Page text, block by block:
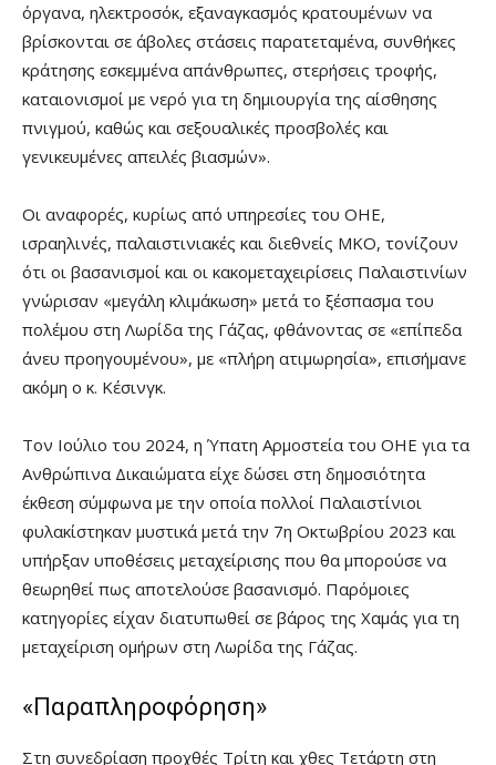
όργανα, ηλεκτροσόκ, εξαναγκασμός κρατουμένων να
βρίσκονται σε άβολες στάσεις παρατεταμένα, συνθήκες
κράτησης εσκεμμένα απάνθρωπες, στερήσεις τροφής,
καταιονισμοί με νερό για τη δημιουργία της αίσθησης
πνιγμού, καθώς και σεξουαλικές προσβολές και
γενικευμένες απειλές βιασμών».
Οι αναφορές, κυρίως από υπηρεσίες του ΟΗΕ,
ισραηλινές, παλαιστινιακές και διεθνείς ΜΚΟ, τονίζουν
ότι οι βασανισμοί και οι κακομεταχειρίσεις Παλαιστινίων
γνώρισαν «μεγάλη κλιμάκωση» μετά το ξέσπασμα του
πολέμου στη Λωρίδα της Γάζας, φθάνοντας σε «επίπεδα
άνευ προηγουμένου», με «πλήρη ατιμωρησία», επισήμανε
ακόμη ο κ. Κέσινγκ.
Τον Ιούλιο του 2024, η Ύπατη Αρμοστεία του ΟΗΕ για τα
Ανθρώπινα Δικαιώματα είχε δώσει στη δημοσιότητα
έκθεση σύμφωνα με την οποία πολλοί Παλαιστίνιοι
φυλακίστηκαν μυστικά μετά την 7η Οκτωβρίου 2023 και
υπήρξαν υποθέσεις μεταχείρισης που θα μπορούσε να
θεωρηθεί πως αποτελούσε βασανισμό. Παρόμοιες
κατηγορίες είχαν διατυπωθεί σε βάρος της Χαμάς για τη
μεταχείριση ομήρων στη Λωρίδα της Γάζας.
«Παραπληροφόρηση»
Στη συνεδρίαση προχθές Τρίτη και χθες Τετάρτη στη